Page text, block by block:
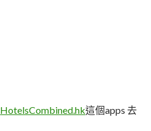
HotelsCombined.hk這個apps 去